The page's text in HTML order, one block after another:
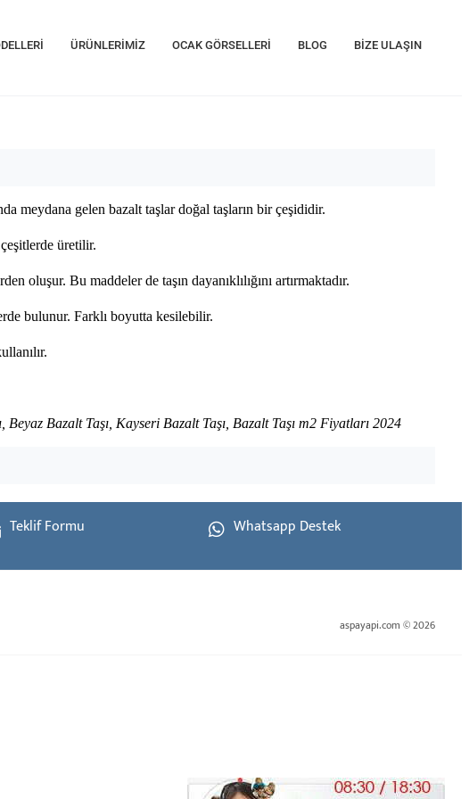
ÜRÜNLERİMİZ OCAK GÖRSELLERİ BLOG BİZE ULAŞIN
meydana gelen bazalt taşlar doğal taşların bir çeşididir.
üretilir.
oluşur. Bu maddeler de taşın dayanıklılığını artırmaktadır.
bulunur. Farklı boyutta kesilebilir.
Bazalt Taşı, Kayseri Bazalt Taşı, Bazalt Taşı m2 Fiyatları 2024
Teklif Formu Whatsapp Destek
aspayapi.com © 2026